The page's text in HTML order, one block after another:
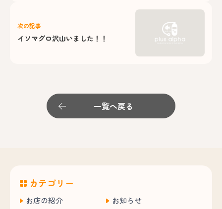
次の記事
イソマグロ沢山いました！！
一覧へ戻る
カテゴリー
お店の紹介
お知らせ